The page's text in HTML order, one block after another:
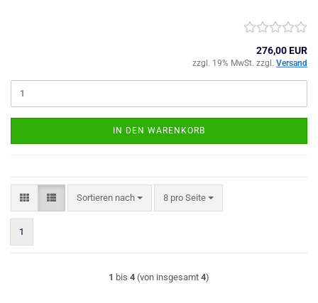
276,00 EUR
zzgl. 19% MwSt. zzgl. Versand
IN DEN WARENKORB
Sortieren nach
Sortieren nach 8 pro Seite
pro Seite
1
1 bis 4 (von insgesamt 4)